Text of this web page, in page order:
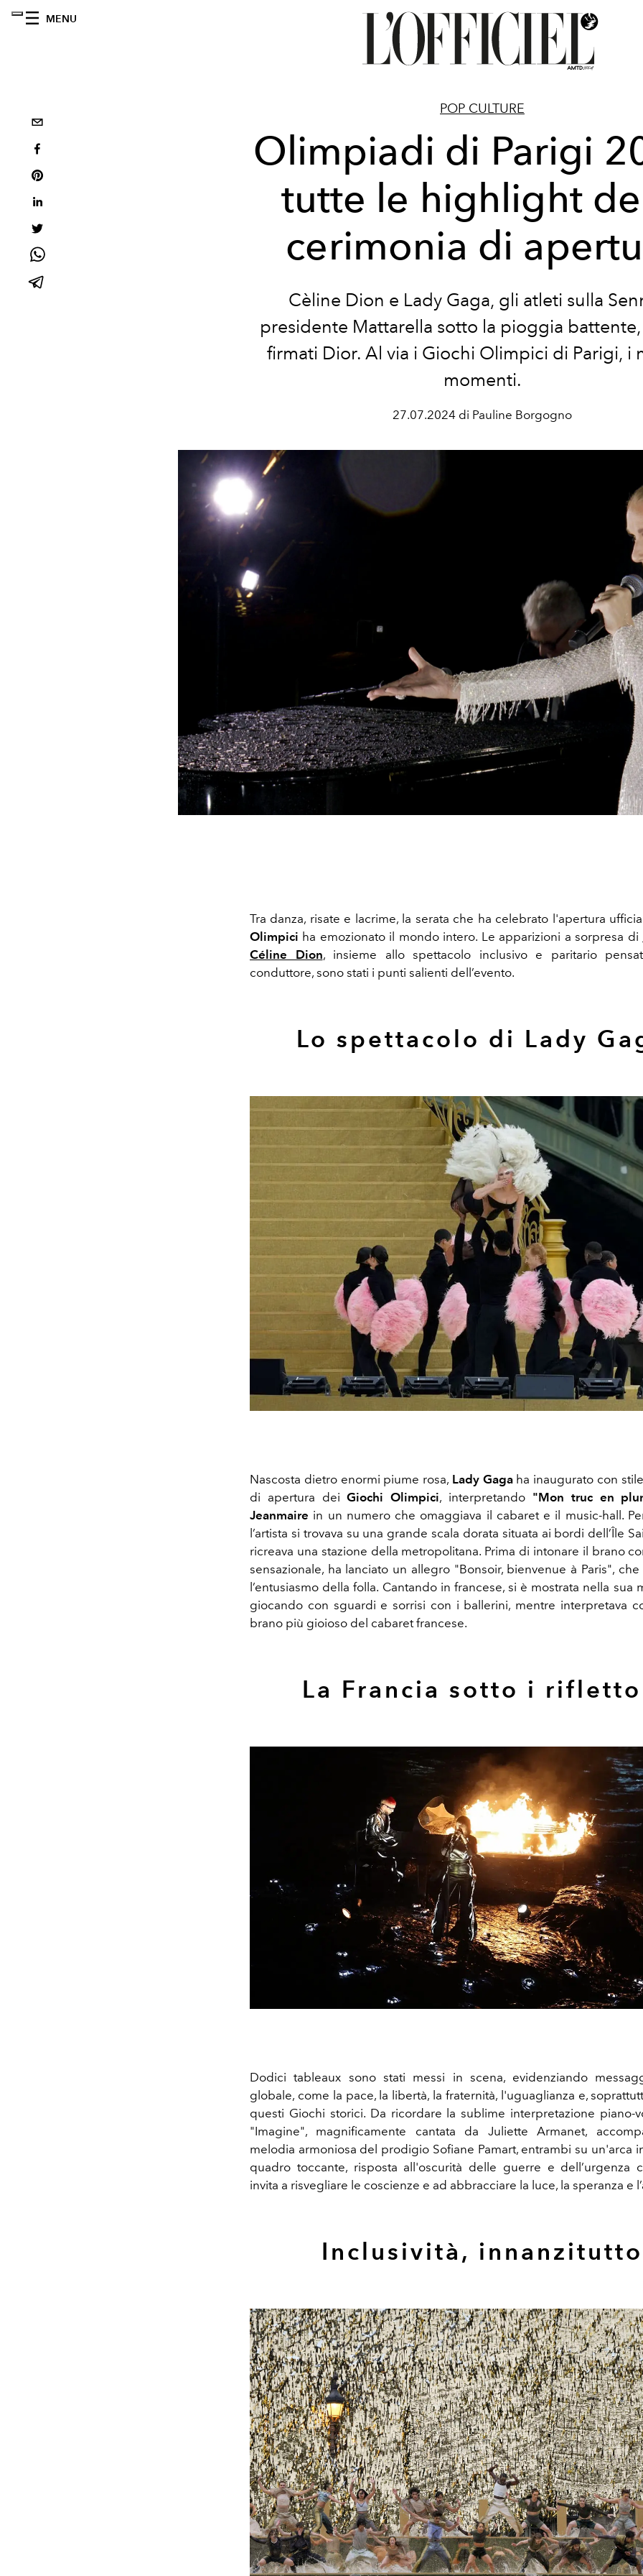
MENU
POP CULTURE
Olimpiadi di Parigi
tutte le highlight
cerimonia di
Cèline Dion e Lady Gaga, gli atleti sulla
presidente Mattarella sotto la pioggia
firmati Dior. Al via i Giochi Olimpici di Parigi, i
momenti.
27.07.2024 di Pauline Borgogno
Tra danza, risate e lacrime, la serata che ha celebrato l'apertura
Olimpici ha emozionato il mondo intero. Le apparizioni a sorpresa di
Céline Dion, insieme allo spettacolo inclusivo e paritario
conduttore, sono stati i punti salienti dell’evento.
Lo spettacolo di Lady
Nascosta dietro enormi piume rosa, Lady Gagaha inaugurato con
di apertura deiGiochi Olimpici, interpretando "Mon truc en
Jeanmaire in un numero che omaggiava il cabaret e il music-hall.
l’artista si trovava su una grande scala dorata situata ai bordi dell’Île
ricreava una stazione della metropolitana. Prima di intonare il brano
sensazionale, ha lanciato un allegro "Bonsoir, bienvenue à Paris",
l’entusiasmo della folla. Cantando in francese, si è mostrata nella sua
giocando con sguardi e sorrisi con i ballerini, mentre interpretava
brano più gioioso del cabaret francese.
La Francia sotto i
Dodici tableaux sono stati messi in scena, evidenziando
globale, come la pace, la libertà, la fraternità, l'uguaglianza e,
questi Giochi storici. Da ricordare la sublime interpretazione piano-
"Imagine", magnificamente cantata da Juliette Armanet,
melodia armoniosa del prodigio Sofiane Pamart, entrambi su un'arca
quadro toccante, risposta all'oscurità delle guerre e dell’urgenza
invita a risvegliare le coscienze e ad abbracciare la luce, la speranza e
Inclusività, innanzitutto